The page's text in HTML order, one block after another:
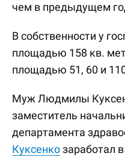
чем в предыдущем
В собственности у
площадью 158 кв.
площадью 51, 60 и
Муж Людмилы
заместитель
департамента
Куксенкозаработал